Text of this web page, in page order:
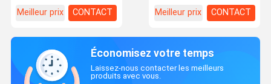
Meilleur prix
CONTACT
Meilleur prix
CONTACT
Économisez votre temps
Laissez-nous contacter les meilleurs
produits avec vous.